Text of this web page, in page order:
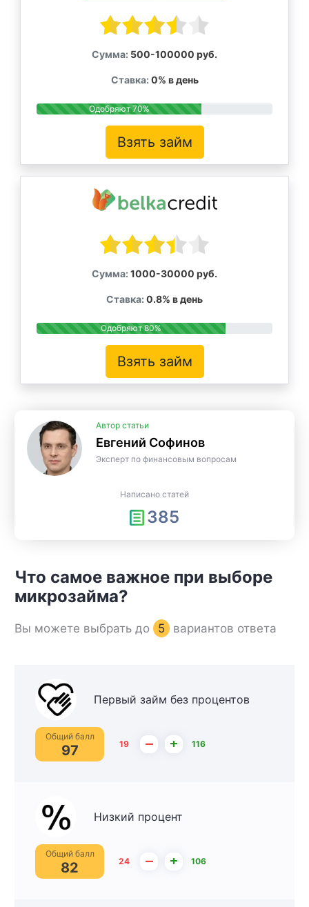
Сумма: 500-100000 руб.
Ставка: 0% в день
Одобряют 70%
Взять займ
Сумма: 1000-30000 руб.
Ставка: 0.8% в день
Одобряют 80%
Взять займ
Автор статьи
Евгений Софинов
Эксперт по финансовым вопросам
Написано статей
385
Что самое важное при выборе
микрозайма?
Вы можете выбрать до 5 вариантов ответа
Первый займ без процентов
Общий балл
97 19 – + 116
Низкий процент
Общий балл
82 24 – + 106